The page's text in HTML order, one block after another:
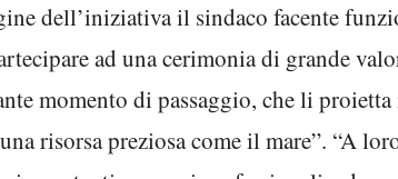
dell’iniziativa il sindaco facente
ad una cerimonia di grande
momento di passaggio, che li
risorsa preziosa come il mare”. “A